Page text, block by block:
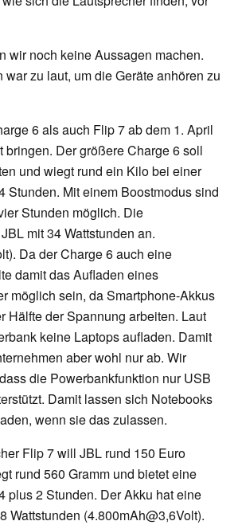
wir noch keine Aussagen machen.
zu laut, um die Geräte anhören zu
6 als auch Flip 7 ab dem 1. April
bringen. Der größere Charge 6 soll
und wiegt rund ein Kilo bei einer
Stunden. Mit einem Boostmodus sind
Stunden möglich. Die
mit 34 Wattstunden an.
Da der Charge 6 auch eine
damit das Aufladen eines
möglich sein, da Smartphone-Akkus
Hälfte der Spannung arbeiten. Laut
keine Laptops aufladen. Damit
aber wohl nur ab. Wir
die Powerbankfunktion nur USB
Damit lassen sich Notebooks
wenn sie das zulassen.
Flip 7 will JBL rund 150 Euro
rund 560 Gramm und bietet eine
plus 2 Stunden. Der Akku hat eine
Wattstunden (4.800mAh@3,6Volt).